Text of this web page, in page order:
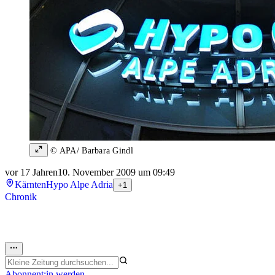
© APA/ Barbara Gindl
vor 17 Jahren10. November 2009 um 09:49
KärntenHypo Alpe Adria +1
Chronik